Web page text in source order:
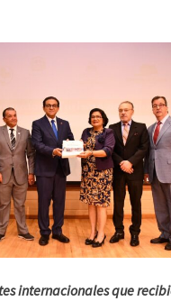
internacionales que